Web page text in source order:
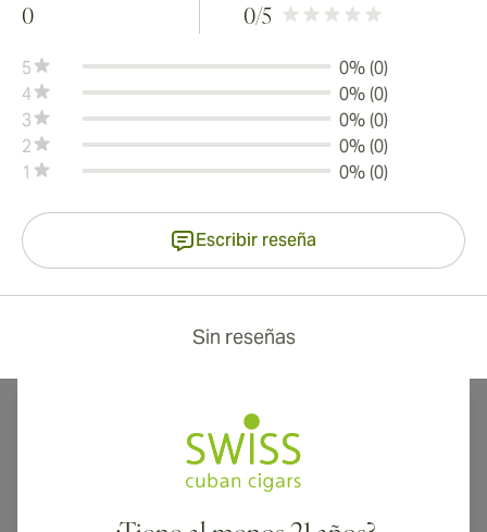
0 0/5
5
0% (0)
4
0% (0)
3
0% (0)
2
0% (0)
1
0% (0)
Escribir reseña
Sin reseñas